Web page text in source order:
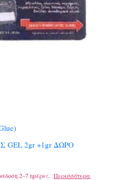
GEL 2gr +1gr ΔΩΡΟ
2–7 ημέρες. Περισσότερα